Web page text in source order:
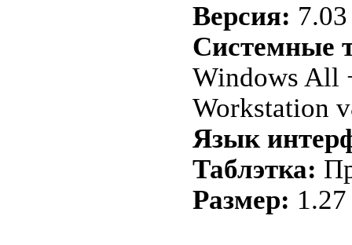
Версия: 7.03
Системные
Windows All
Workstation
Язык
Таблэтка:
Размер: